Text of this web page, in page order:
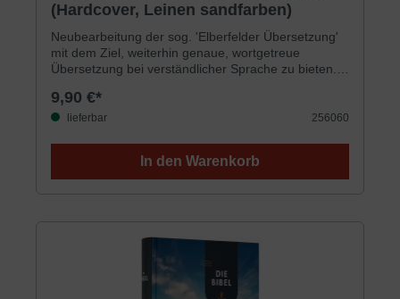
(Hardcover, Leinen sandfarben)
Neubearbeitung der sog. 'Elberfelder Übersetzung'
mit dem Ziel, weiterhin genaue, wortgetreue
Übersetzung bei verständlicher Sprache zu bieten.
zweispaltiges Schriftbild. Im Anhang befinden sich
Worterklärungen, Maße/Gewichte, Tabellen und
9,90 €*
lieferbar 256060
In den Warenkorb